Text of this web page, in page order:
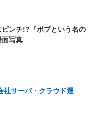
ンチ!?『ボブという名の
面写真
社サーバ・クラウド運